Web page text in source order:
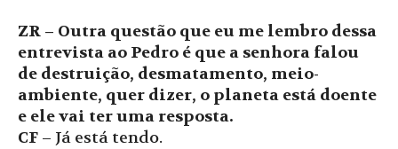
ZR – Outra questão que eu me lembro dessa
entrevista ao Pedro é que a senhora falou
de destruição, desmatamento, meio-
ambiente, quer dizer, o planeta está doente
e ele vai ter uma resposta.
CF – Já está tendo.